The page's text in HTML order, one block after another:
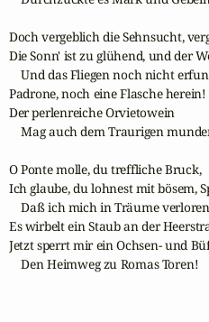
Doch vergeblich die Sehnsucht,
Die Sonn' ist zu glühend, und der
Und das Fliegen noch nicht
Padrone, noch eine Flasche herein!
Der perlenreiche Orvietowein
Mag auch dem Traurigen
O Ponte molle, du treffliche Bruck,
Ich glaube, du lohnest mit bösem,
Daß ich mich in Träume
Es wirbelt ein Staub an der
Jetzt sperrt mir ein Ochsen- und
    Den Heimweg zu Romas Toren!